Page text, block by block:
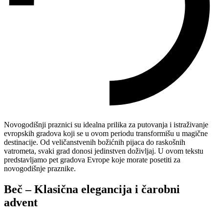
Novogodišnji praznici su idealna prilika za putovanja i istraživanje
evropskih gradova koji se u ovom periodu transformišu u magične
destinacije. Od veličanstvenih božićnih pijaca do raskošnih
vatrometa, svaki grad donosi jedinstven doživljaj. U ovom tekstu
predstavljamo pet gradova Evrope koje morate posetiti za
novogodišnje praznike.
Beč – Klasična elegancija i čarobni
advent